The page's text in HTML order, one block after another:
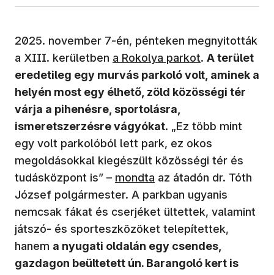
2025. november 7-én, pénteken megnyitották
a XIII. kerületben (új ablakban nyílik meg)
a Rokolya parkot. A terület
eredetileg egy murvás parkoló volt, aminek a
helyén most egy élhető, zöld közösségi tér
várja a pihenésre, sportolásra,
ismeretszerzésre vágyókat. „Ez több mint
egy volt parkolóból lett park, ez okos
megoldásokkal kiegészült közösségi tér és
tudásközpont is” – (új ablakban nyílik meg)
mondta az átadón dr. Tóth
József polgármester. A parkban ugyanis
nemcsak fákat és cserjéket ültettek, valamint
játszó- és sporteszközöket telepítettek,
hanem a nyugati oldalán egy csendes,
gazdagon beültetett ún. Barangoló kert is